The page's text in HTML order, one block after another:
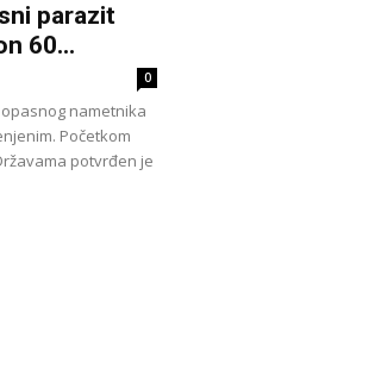
parazit
60...
0
nametnika
Početkom
potvrđen je